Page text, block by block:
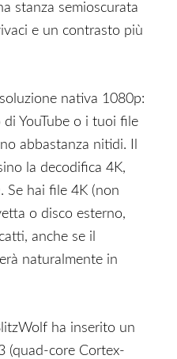
stanza semioscurata
e un contrasto più
nativa 1080p:
YouTube o i tuoi file
abbastanza nitidi. Il
la decodifica 4K,
Se hai file 4K (non
o disco esterno,
anche se il
naturalmente in
ha inserito un
(quad-core Cortex-